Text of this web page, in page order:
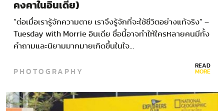
คงคาในอินเดีย)
“ต่อเมื่อเรารู้จักความตาย เราจึงรู้จักที่จะใช้ชีวิตอย่างแท้จริง” –
Tuesday with Morrie อินเดีย ชื่อนี้อาจทำให้ใครหลายคนมีทั้ง
คำถามและนิยามมากมายเกิดขึ้นในใจ…
PHOTOGRAPHY READ
MORE